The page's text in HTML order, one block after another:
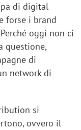
di digital
forse i brand
oggi non ci
questione,
di
network di
si
ovvero il